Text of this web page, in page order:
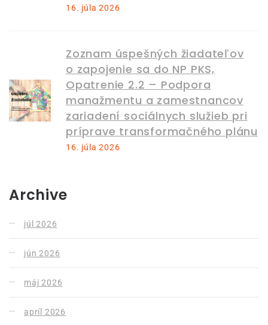
16. júla 2026
Zoznam úspešných žiadateľov
o zapojenie sa do NP PKS,
Opatrenie 2.2 – Podpora
manažmentu a zamestnancov
zariadení sociálnych služieb pri
príprave transformačného plánu
16. júla 2026
Archive
júl 2026
jún 2026
máj 2026
apríl 2026